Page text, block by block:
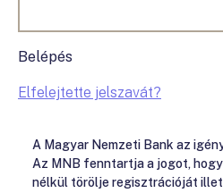
Belépés
Elfelejtette jelszavát?
A Magyar Nemzeti Bank az
Az MNB fenntartja a jogot,
nélkül törölje regisztrációját